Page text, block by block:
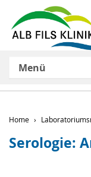
Menü
Home
Serologie: